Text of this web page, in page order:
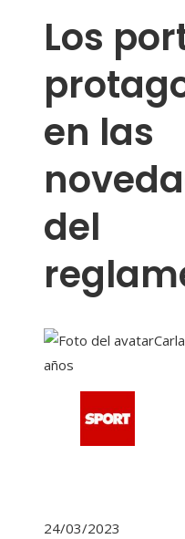
Los
en las
del
años
24/03/2023